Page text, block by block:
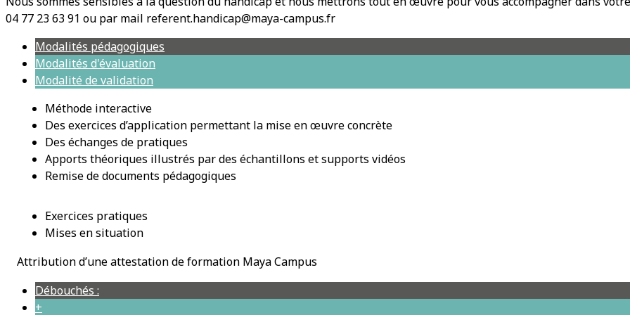
04 77 23 63 91 ou par mail referent.handicap@maya-campus.fr
Modalités pédagogiques
Modalités d'évaluation
Modalité de validation
Méthode interactive
Des exercices d’application permettant la mise en œuvre concrète
Des échanges de pratiques
Apports théoriques illustrés par des échantillons et supports vidéos
Remise de documents pédagogiques
Exercices pratiques
Mises en situation
Attribution d’une attestation de formation Maya Campus
Débouchés :
+